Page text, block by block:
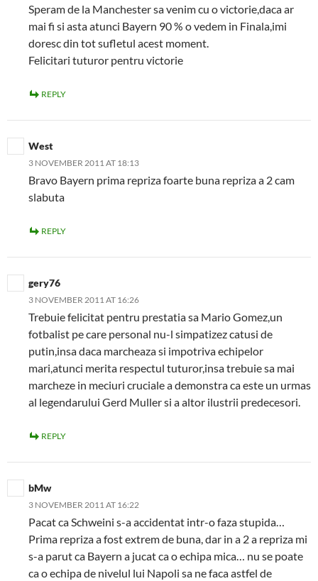
Speram de la Manchester sa venim cu o victorie,daca ar
mai fi si asta atunci Bayern 90 % o vedem in Finala,imi
doresc din tot sufletul acest moment.
Felicitari tuturor pentru victorie
REPLY
West
3 NOVEMBER 2011 AT 18:13
Bravo Bayern prima repriza foarte buna repriza a 2 cam
slabuta
REPLY
gery76
3 NOVEMBER 2011 AT 16:26
Trebuie felicitat pentru prestatia sa Mario Gomez,un
fotbalist pe care personal nu-l simpatizez catusi de
putin,insa daca marcheaza si impotriva echipelor
mari,atunci merita respectul tuturor,insa trebuie sa mai
marcheze in meciuri cruciale a demonstra ca este un urmas
al legendarului Gerd Muller si a altor ilustrii predecesori.
REPLY
bMw
3 NOVEMBER 2011 AT 16:22
Pacat ca Schweini s-a accidentat intr-o faza stupida…
Prima repriza a fost extrem de buna, dar in a 2 a repriza mi
s-a parut ca Bayern a jucat ca o echipa mica… nu se poate
ca o echipa de nivelul lui Napoli sa ne faca astfel de